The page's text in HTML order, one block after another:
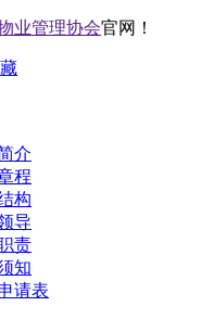
业管理协会官网！
介
程
构
导
责
知
请表